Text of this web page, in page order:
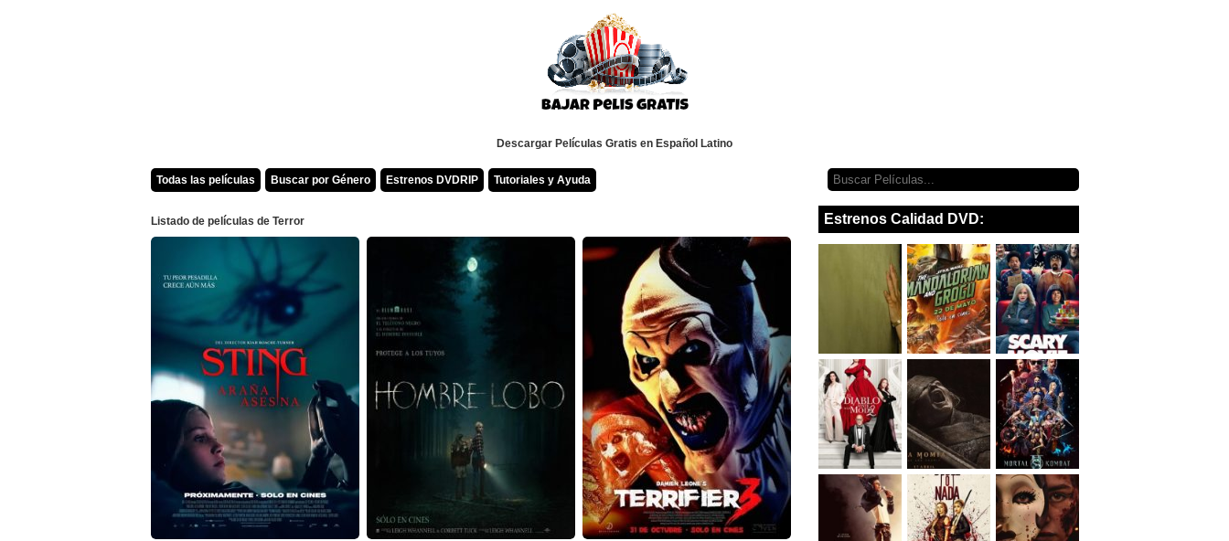
Descargar Películas Gratis en Español Latino
Todas las películas Buscar por Género Estrenos DVDRIP Tutoriales y Ayuda
Listado de películas de Terror Estrenos Calidad DVD: